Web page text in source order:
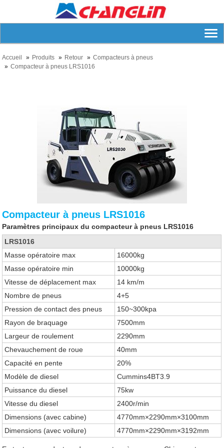
Accueil Produits Retour
Compacteurs à pneus
Compacteur à pneus LRS1016
Compacteur à pneus LRS1016
Paramètres principaux du compacteur à pneus LRS1016
LRS1016
Masse opératoire max
16000kg
Masse opératoire min
10000kg
Vitesse de déplacement max
14 km/m
Nombre de pneus
4+5
Pression de contact des pneus
150~300kpa
Rayon de braquage
7500mm
Largeur de roulement
2290mm
Chevauchement de roue
40mm
Capacité en pente
20%
Modèle de diesel
Cummins4BT3.9
Puissance du diesel
75kw
Vitesse du diesel
2400r/min
Dimensions (avec cabine)
4770mm×2290mm×3100mm
Dimensions (avec voilure)
4770mm×2290mm×3192mm